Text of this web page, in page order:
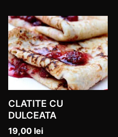
CLATITE CU
DULCEATA
19,00 lei